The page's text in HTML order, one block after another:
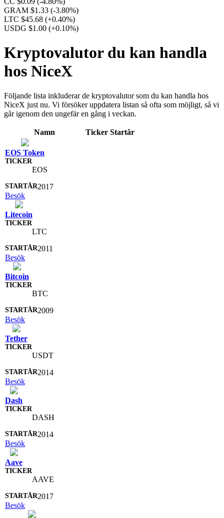
GRAM $1.33 (-3.80%)
LTC $45.68 (+0.40%)
USDG $1.00 (+0.10%)
Kryptovalutor du kan handla
hos NiceX
Följande lista inkluderar de kryptovalutor som du kan handla hos
NiceX just nu. Vi försöker uppdatera listan så ofta som möjligt, så vi
går igenom den ungefär en gång i veckan.
Namn Ticker Startår
EOS Token
EOS
2017
Besök
Litecoin
LTC
2011
Besök
Bitcoin
BTC
2009
Besök
Tether
USDT
2014
Besök
Dash
DASH
2014
Besök
Aave
AAVE
2017
Besök